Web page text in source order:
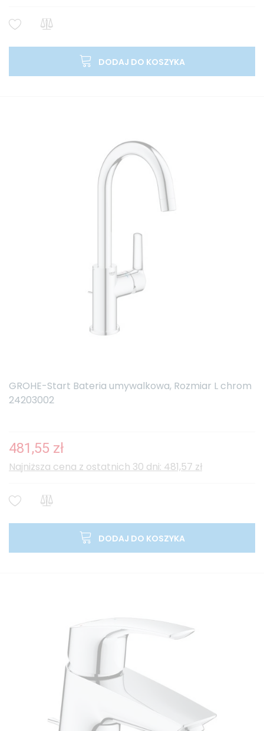
DODAJ DO KOSZYKA
GROHE-Start Bateria umywalkowa, Rozmiar L chrom
24203002
481,55 zł
Najniższa cena z ostatnich 30 dni: 481,57 zł
DODAJ DO KOSZYKA